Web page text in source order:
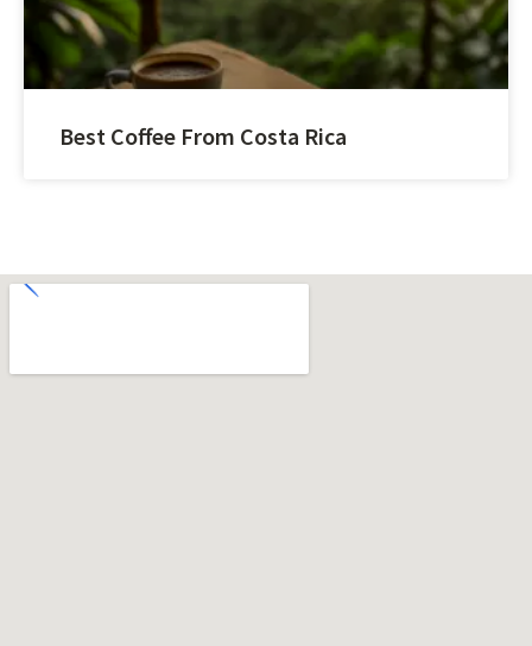
Best Coffee From Costa Rica